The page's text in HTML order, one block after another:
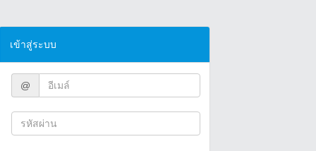
เข้าสู่ระบบ
@